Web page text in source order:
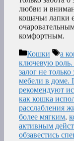
любви и
кошачьи лапки
комфортным.
Рубрики
Кошки
а
ключевую
залог не
мебели в доме.
рекомендуют
как кошка
расслабления
более мягким,
активным
обзавестись